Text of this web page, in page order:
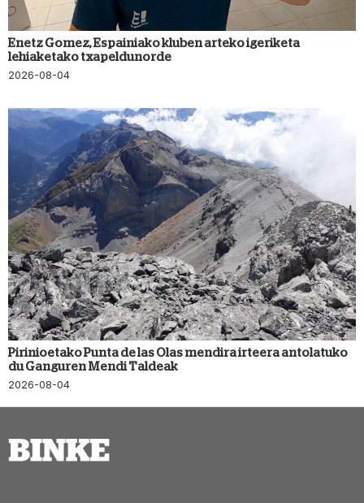
Enetz Gomez, Espainiako kluben arteko igeriketa
lehiaketako txapeldunorde
2026-08-04
Pirinioetako Punta de las Olas mendira irteera antolatuko
du Ganguren Mendi Taldeak
2026-08-04